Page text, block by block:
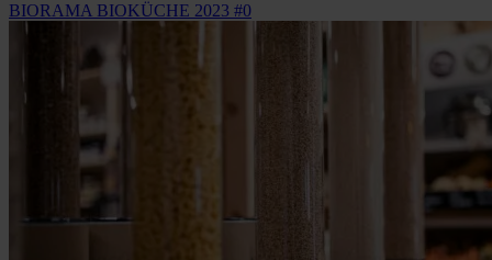
BIORAMA BIOKÜCHE 2023 #0